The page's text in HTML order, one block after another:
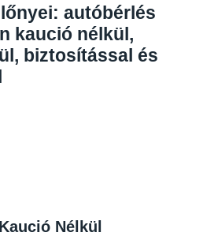
autóbérlés
kaució nélkül,
biztosítással és
Nélkül